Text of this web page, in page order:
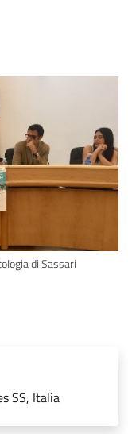
di Sassari
SS, Italia